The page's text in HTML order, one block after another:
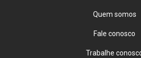
Quem somos
Fale conosco
Trabalhe